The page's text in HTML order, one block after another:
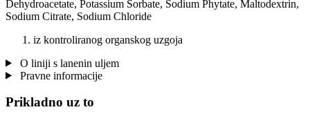
Dehydroacetate, Potassium Sorbate, Sodium Phytate, Maltodextrin,
Sodium Citrate, Sodium Chloride
iz kontroliranog organskog uzgoja
O liniji s lanenin uljem
Pravne informacije
Prikladno uz to